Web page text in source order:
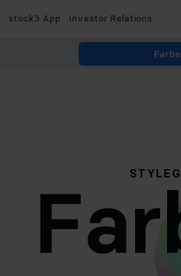
stock3 App Investor Relations